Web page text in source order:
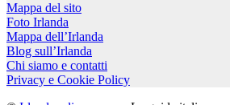
Mappa del sito
Foto Irlanda
Mappa dell’Irlanda
Blog sull’Irlanda
Chi siamo e contatti
Privacy e Cookie Policy